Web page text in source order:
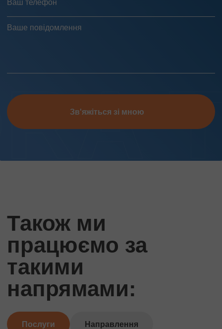
Зв'яжіться зі мною
Також ми
працюємо за
такими
напрямами:
Послуги Направлення